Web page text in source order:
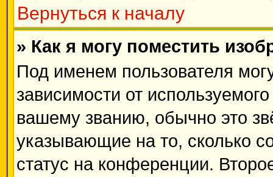
Вернуться к началу
» Как я могу поместить
Под именем пользователя
зависимости от
вашему званию, обычно это
указывающие на то, сколько
статус на конференции.